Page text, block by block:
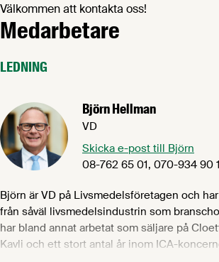
Välkommen att kontakta oss!
Medarbetare
LEDNING
Björn Hellman
VD
Skicka e-post till Björn
08-762 65 01, 070-934 90
Björn är VD på Livsmedelsföretagen och
från såväl livsmedelsindustrin som
har bland annat arbetat som säljare på
Kavli och ett stort antal år inom ICA-